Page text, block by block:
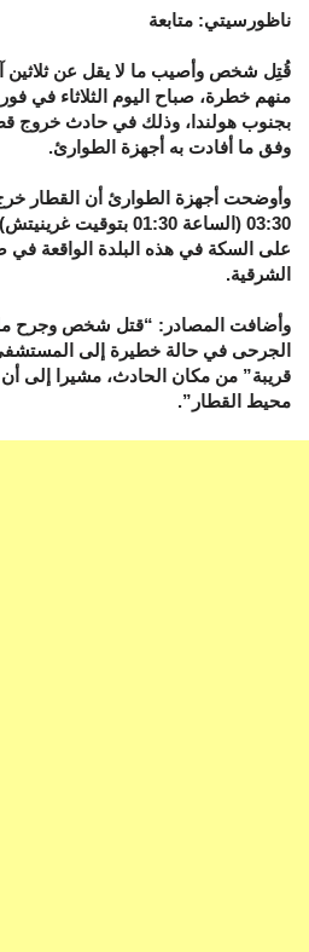
ناظورسيتي: متابعة
منهم خطرة، صباح اليوم الثلاثاء في
بجنوب هولندا، وذلك في حادث خروج
وفق ما أفادت به أجهزة الطوارئ.
وأوضحت أجهزة الطوارئ أن القطار
03:30 (الساعة 01:30
على السكة في هذه البلدة الواقعة في
الشرقية.
قريبة” من مكان الحادث، مشيرا إلى
محيط القطار”.